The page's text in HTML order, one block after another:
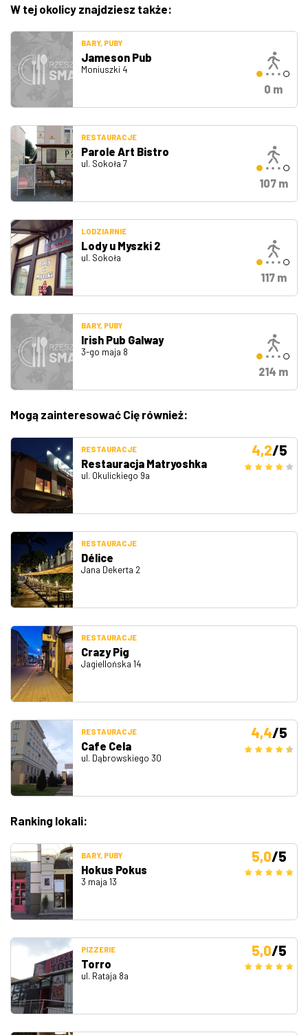
W tej okolicy znajdziesz także:
BARY, PUBY
Jameson Pub
Moniuszki 4
0 m
RESTAURACJE
Parole Art Bistro
ul. Sokoła 7
107 m
LODZIARNIE
Lody u Myszki 2
ul. Sokoła
117 m
BARY, PUBY
Irish Pub Galway
3-go maja 8
214 m
Mogą zainteresować Cię również:
RESTAURACJE
Restauracja Matryoshka
ul. Okulickiego 9a
4,2/5
RESTAURACJE
Délice
Jana Dekerta 2
RESTAURACJE
Crazy Pig
Jagiellońska 14
RESTAURACJE
Cafe Cela
ul. Dąbrowskiego 30
4,4/5
Ranking lokali:
BARY, PUBY
Hokus Pokus
3 maja 13
5,0/5
PIZZERIE
Torro
ul. Rataja 8a
5,0/5